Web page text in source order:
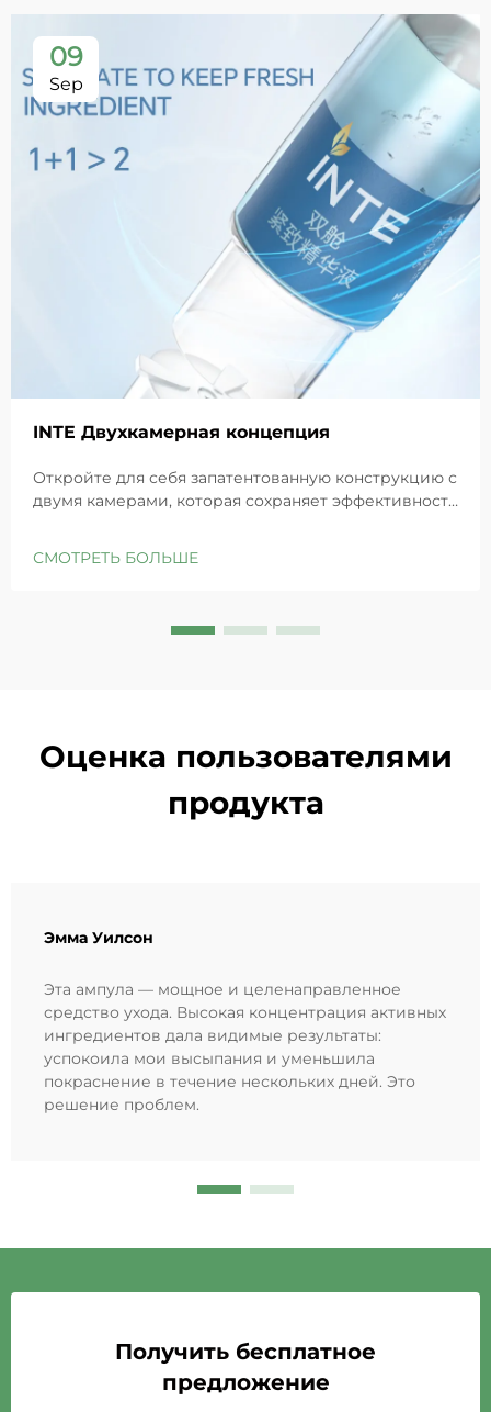
09
Sep
INTE Двухкамерная концепция
Откройте для себя запатентованную конструкцию с
двумя камерами, которая сохраняет эффективность
восстанавливает барьеры чувствительной кожи.
СМОТРЕТЬ БОЛЬШЕ
Оценка пользователями
продукта
Эмма Уилсон
Эта ампула — мощное и целенаправленное
средство ухода. Высокая концентрация активных
ингредиентов дала видимые результаты:
успокоила мои высыпания и уменьшила
покраснение в течение нескольких дней. Это
решение проблем.
Получить бесплатное
предложение